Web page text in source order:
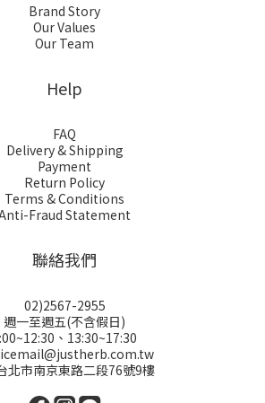
Brand Story
Our Values
Our Team
Help
FAQ
Delivery & Shipping
Payment
Return Policy
Terms & Conditions
Fraud Statement
聯絡我們
02)2567-2955
週一至週五(不含假日)
、13:30~17:30
北市南京東路二段76號9樓